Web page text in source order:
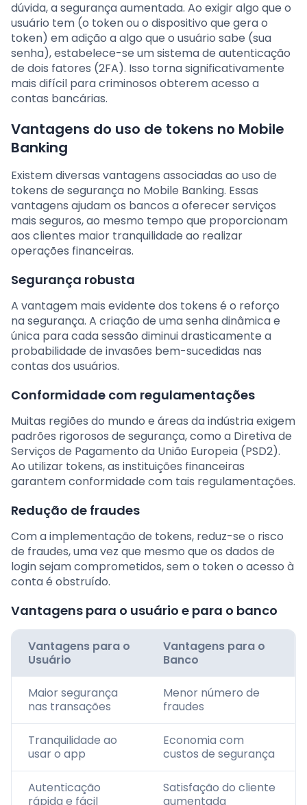
dúvida, a segurança aumentada. Ao exigir algo que o
usuário tem (o token ou o dispositivo que gera o
token) em adição a algo que o usuário sabe (sua
senha), estabelece-se um sistema de autenticação
de dois fatores (2FA). Isso torna significativamente
mais difícil para criminosos obterem acesso a
contas bancárias.
Vantagens do uso de tokens no Mobile
Banking
Existem diversas vantagens associadas ao uso de
tokens de segurança no Mobile Banking. Essas
vantagens ajudam os bancos a oferecer serviços
mais seguros, ao mesmo tempo que proporcionam
aos clientes maior tranquilidade ao realizar
operações financeiras.
Segurança robusta
A vantagem mais evidente dos tokens é o reforço
na segurança. A criação de uma senha dinâmica e
única para cada sessão diminui drasticamente a
probabilidade de invasões bem-sucedidas nas
contas dos usuários.
Conformidade com regulamentações
Muitas regiões do mundo e áreas da indústria exigem
padrões rigorosos de segurança, como a Diretiva de
Serviços de Pagamento da União Europeia (PSD2).
Ao utilizar tokens, as instituições financeiras
garantem conformidade com tais regulamentações.
Redução de fraudes
Com a implementação de tokens, reduz-se o risco
de fraudes, uma vez que mesmo que os dados de
login sejam comprometidos, sem o token o acesso à
conta é obstruído.
Vantagens para o usuário e para o banco
Vantagens para o
Usuário
Vantagens para o
Banco
Maior segurança
nas transações
Menor número de
fraudes
Tranquilidade ao
usar o app
Economia com
custos de segurança
Autenticação
rápida e fácil
Satisfação do cliente
aumentada